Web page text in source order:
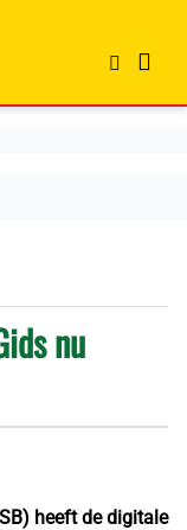
nu
heeft de digitale